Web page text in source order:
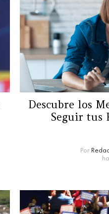
Descubre los
Seguir tus
Por